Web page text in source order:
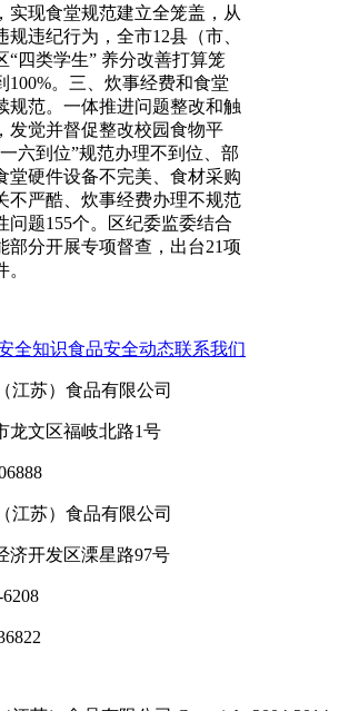
实现食堂规范建立全笼盖，从
规违纪行为，全市12县（市、
“四类学生” 养分改善打算笼
100%。三、炊事经费和食堂
规范。一体推进问题整改和触
发觉并督促整改校园食物平
六到位”规范办理不到位、部
堂硬件设备不完美、食材采购
不严酷、炊事经费办理不规范
问题155个。区纪委监委结合
部分开展专项督查，出台21项
全知识食品安全动态联系我们
江苏）食品有限公司
龙文区福岐北路1号
江苏）食品有限公司
济开发区溧星路97号